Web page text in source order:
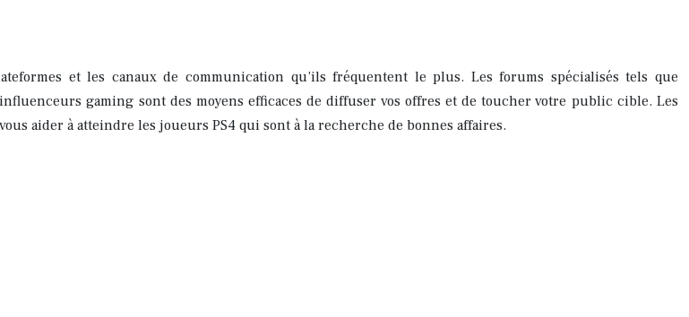
et les canaux de communication qu’ils fréquentent le plus. Les forums spécialisés tels que
gaming sont des moyens efficaces de diffuser vos offres et de toucher votre public cible. Les
aider à atteindre les joueurs PS4 qui sont à la recherche de bonnes affaires.